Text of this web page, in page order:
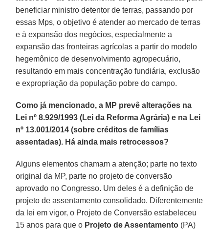
beneficiar ministro detentor de terras, passando por
essas Mps, o objetivo é atender ao mercado de terras
e à expansão dos negócios, especialmente a
expansão das fronteiras agrícolas a partir do modelo
hegemônico de desenvolvimento agropecuário,
resultando em mais concentração fundiária, exclusão
e expropriação da população pobre do campo.
Como já mencionado, a MP prevê alterações na
Lei nº 8.929/1993 (Lei da Reforma Agrária) e na Lei
nº 13.001/2014 (sobre créditos de famílias
assentadas). Há ainda mais retrocessos?
Alguns elementos chamam a atenção; parte no texto
original da MP, parte no projeto de conversão
aprovado no Congresso. Um deles é a definição de
projeto de assentamento consolidado. Diferentemente
da lei em vigor, o Projeto de Conversão estabeleceu
15 anos para que o Projeto de Assentamento (PA)